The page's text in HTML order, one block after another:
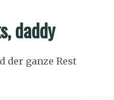
daddy
der ganze Rest